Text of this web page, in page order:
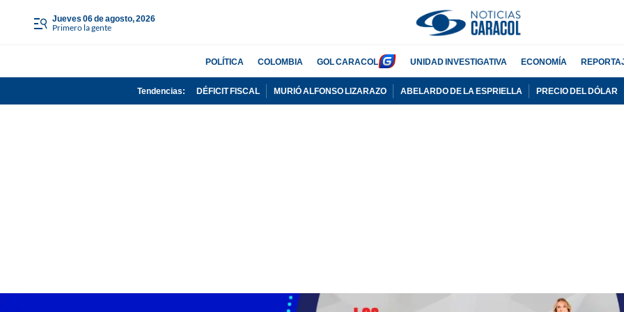
jueves 06 de agosto, 2026
Primero la gente
POLÍTICA COLOMBIA GOL CARACOL UNIDAD INVESTIGATIVA ECONOMÍA
Tendencias: DÉFICIT FISCAL MURIÓ ALFONSO LIZARAZO ABELARDO DE LA ESPRIELLA PRECIO DEL DÓLAR